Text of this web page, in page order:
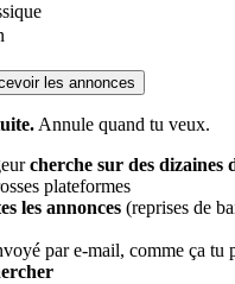
les annonces
Annule quand tu veux.
cherche sur des dizaines
plateformes
les annonces (reprises de
par e-mail, comme ça tu